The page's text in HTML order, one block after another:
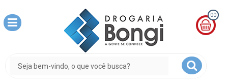
00
R$
0,00